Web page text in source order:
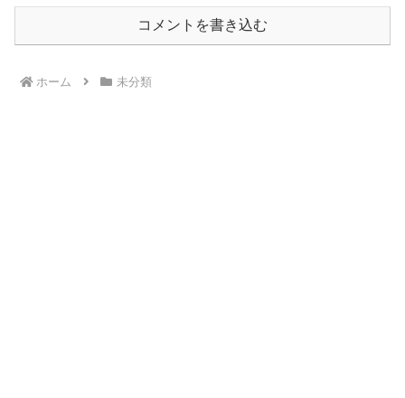
コメントを書き込む
ホーム 未分類